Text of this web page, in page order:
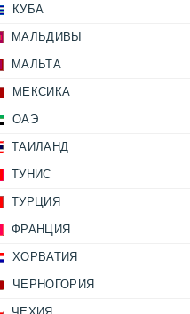
КУБА
МАЛЬДИВЫ
МАЛЬТА
МЕКСИКА
ОАЭ
ТАИЛАНД
ТУНИС
ТУРЦИЯ
ФРАНЦИЯ
ХОРВАТИЯ
ЧЕРНОГОРИЯ